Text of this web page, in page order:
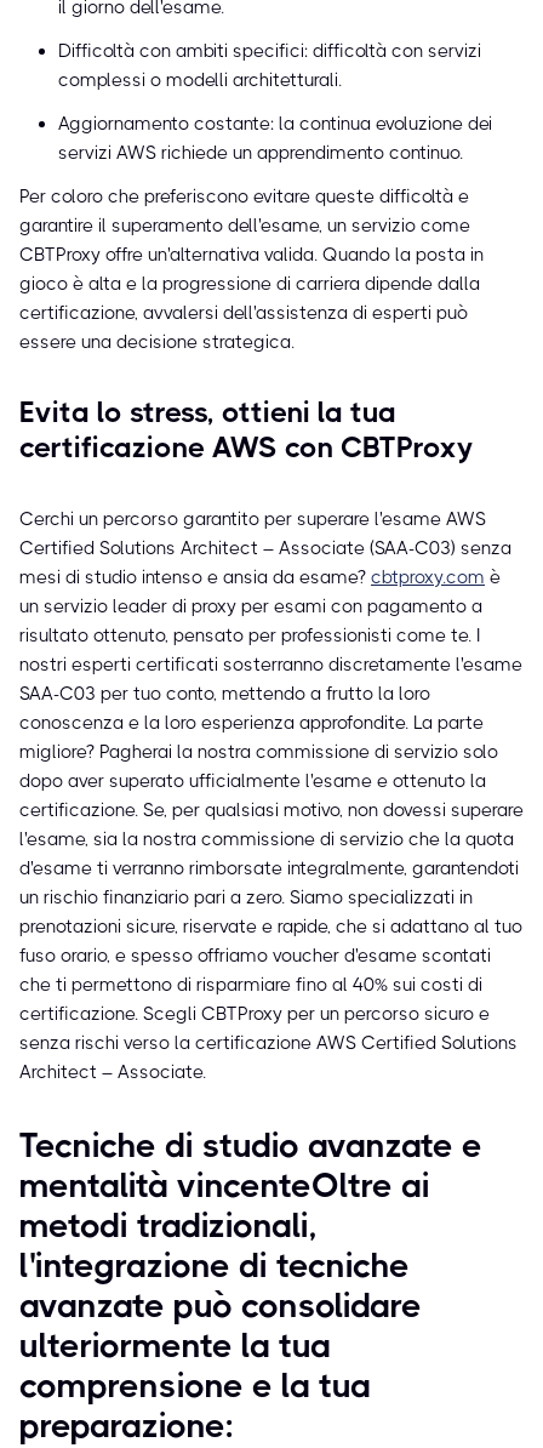
il giorno dell'esame.
Difficoltà con ambiti specifici: difficoltà con servizi
complessi o modelli architetturali.
Aggiornamento costante: la continua evoluzione dei
servizi AWS richiede un apprendimento continuo.
Per coloro che preferiscono evitare queste difficoltà e
garantire il superamento dell'esame, un servizio come
CBTProxy offre un'alternativa valida. Quando la posta in
gioco è alta e la progressione di carriera dipende dalla
certificazione, avvalersi dell'assistenza di esperti può
essere una decisione strategica.
Evita lo stress, ottieni la tua
certificazione AWS con CBTProxy
Cerchi un percorso garantito per superare l'esame AWS
Certified Solutions Architect – Associate (SAA-C03) senza
mesi di studio intenso e ansia da esame? cbtproxy.com è
un servizio leader di proxy per esami con pagamento a
risultato ottenuto, pensato per professionisti come te. I
nostri esperti certificati sosterranno discretamente l'esame
SAA-C03 per tuo conto, mettendo a frutto la loro
conoscenza e la loro esperienza approfondite. La parte
migliore? Pagherai la nostra commissione di servizio solo
dopo aver superato ufficialmente l'esame e ottenuto la
certificazione. Se, per qualsiasi motivo, non dovessi superare
l'esame, sia la nostra commissione di servizio che la quota
d'esame ti verranno rimborsate integralmente, garantendoti
un rischio finanziario pari a zero. Siamo specializzati in
prenotazioni sicure, riservate e rapide, che si adattano al tuo
fuso orario, e spesso offriamo voucher d'esame scontati
che ti permettono di risparmiare fino al 40% sui costi di
certificazione. Scegli CBTProxy per un percorso sicuro e
senza rischi verso la certificazione AWS Certified Solutions
Architect – Associate.
Tecniche di studio avanzate e
mentalità vincenteOltre ai
metodi tradizionali,
l'integrazione di tecniche
avanzate può consolidare
ulteriormente la tua
comprensione e la tua
preparazione: